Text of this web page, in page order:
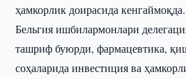
ҳамкорлик доирасида
Бельгия ишбилармонлари
ташриф буюрди, фармацевтика,
соҳаларида инвестиция ва